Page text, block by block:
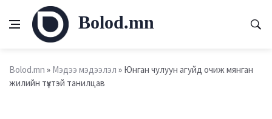
Bolod.mn
Bolod.mn » Мэдээ мэдээлэл » Юнган чулуун агуйд очиж мянган
жилийн түүхтэй танилцав